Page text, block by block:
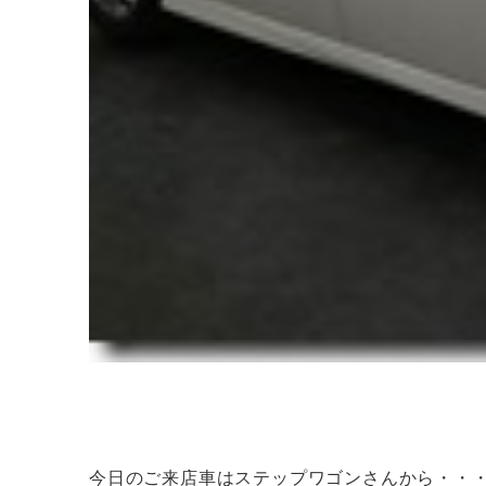
今日のご来店車はステップワゴンさんから・・